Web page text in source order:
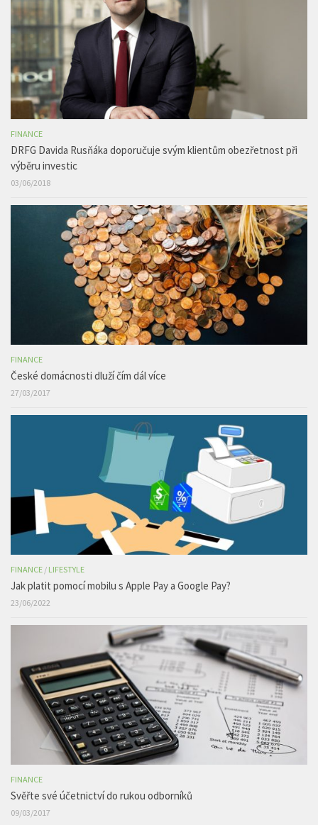
FINANCE
DRFG Davida Rusňáka doporučuje svým klientům obezřetnost při
výběru investic
03/06/2018
FINANCE
České domácnosti dluží čím dál více
27/03/2017
FINANCE / LIFESTYLE
Jak platit pomocí mobilu s Apple Pay a Google Pay?
23/06/2022
FINANCE
Svěřte své účetnictví do rukou odborníků
09/03/2017